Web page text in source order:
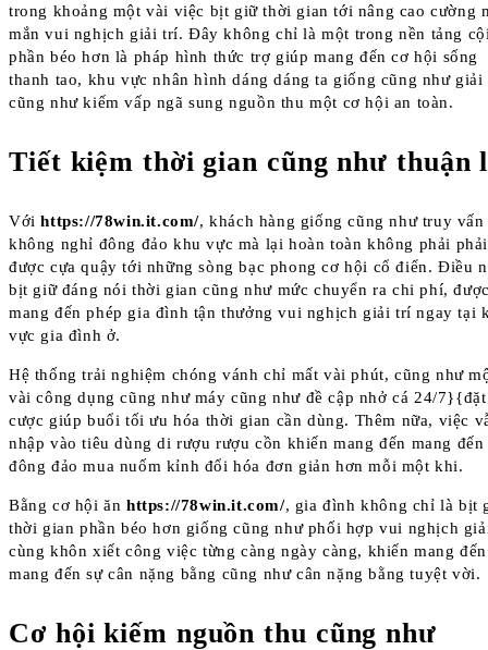
trong khoảng một vài việc bịt giữ thời gian tới nâng cao cường
mắn vui nghịch giải trí. Đây không chỉ là một trong nền tảng
phần béo hơn là pháp hình thức trợ giúp mang đến cơ hội sống
thanh tao, khu vực nhân hình dáng dáng ta giống cũng như
cũng như kiếm vấp ngã sung nguồn thu một cơ hội an toàn.
Tiết kiệm thời gian cũng như thuận
Vớihttps://78win.it.com/, khách hàng giống cũng như truy vấn
không nghỉ đông đảo khu vực mà lại hoàn toàn không phải phải
được cựa quậy tới những sòng bạc phong cơ hội cổ điển. Điều
bịt giữ đáng nói thời gian cũng như mức chuyển ra chi phí,
mang đến phép gia đình tận thưởng vui nghịch giải trí ngay tại
vực gia đình ở.
Hệ thống trải nghiệm chóng vánh chỉ mất vài phút, cũng như
vài công dụng cũng như máy cũng như đề cập nhở cá 24/7}{đặt
cược giúp buổi tối ưu hóa thời gian cần dùng. Thêm nữa, việc
nhập vào tiêu dùng di rượu rượu cồn khiến mang đến mang đến
đông đảo mua nuốm kỉnh đổi hóa đơn giản hơn mỗi một khi.
Bằng cơ hội ăn https://78win.it.com/, gia đình không chỉ là bịt
thời gian phần béo hơn giống cũng như phối hợp vui nghịch
cùng khôn xiết công việc từng càng ngày càng, khiến mang đến
mang đến sự cân nặng bằng cũng như cân nặng bằng tuyệt vời.
Cơ hội kiếm nguồn thu cũng như